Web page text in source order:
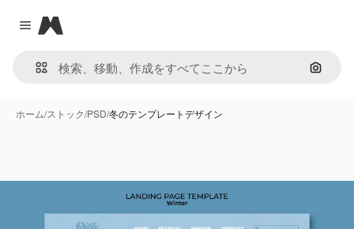
Close menu
Magnific
画像で
ホーム/ストック/PSD/冬のテンプレートデザイン